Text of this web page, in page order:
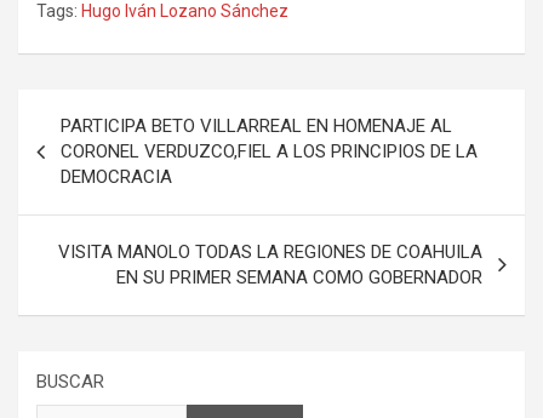
Tags: Hugo Iván Lozano Sánchez
de
entradas
PARTICIPA BETO VILLARREAL EN HOMENAJE AL
CORONEL VERDUZCO,FIEL A LOS PRINCIPIOS DE LA
DEMOCRACIA
VISITA MANOLO TODAS LA REGIONES DE COAHUILA
EN SU PRIMER SEMANA COMO GOBERNADOR
BUSCAR